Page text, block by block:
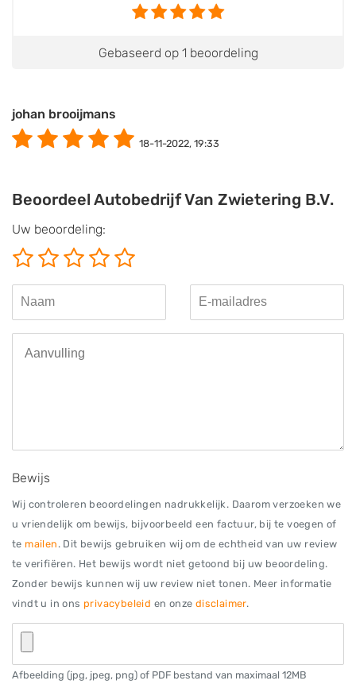
Gebaseerd op 1 beoordeling
johan brooijmans
18-11-2022, 19:33
Beoordeel Autobedrijf Van Zwietering B.V.
Uw beoordeling:
Bewijs
Wij controleren beoordelingen nadrukkelijk. Daarom verzoeken we
u vriendelijk om bewijs, bijvoorbeeld een factuur, bij te voegen of
te mailen . Dit bewijs gebruiken wij om de echtheid van uw review
te verifiëren. Het bewijs wordt niet getoond bij uw beoordeling.
Zonder bewijs kunnen wij uw review niet tonen. Meer informatie
vindt u in ons privacybeleid en onze disclaimer.
Afbeelding (jpg, jpeg, png) of PDF bestand van maximaal 12MB